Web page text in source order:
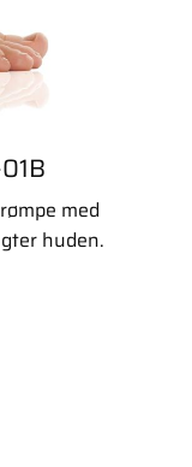
med
huden.